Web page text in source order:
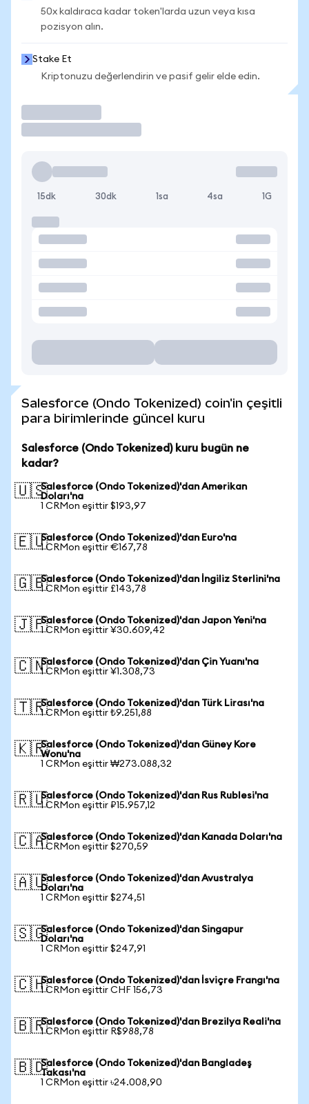
50x kaldıraca kadar token'larda uzun veya kısa
pozisyon alın.
Stake Et
Kriptonuzu değerlendirin ve pasif gelir elde edin.
15dk 30dk 1sa 4sa 1G
Salesforce (Ondo Tokenized) coin'in çeşitli
para birimlerinde güncel kuru
Salesforce (Ondo Tokenized) kuru bugün ne
kadar?
🇺🇸Salesforce (Ondo Tokenized)'dan Amerikan
Doları'na
1 CRMon eşittir $193,97
🇪🇺Salesforce (Ondo Tokenized)'dan Euro'na
1 CRMon eşittir €167,78
🇬🇧Salesforce (Ondo Tokenized)'dan İngiliz Sterlini'na
1 CRMon eşittir £143,78
🇯🇵Salesforce (Ondo Tokenized)'dan Japon Yeni'na
1 CRMon eşittir ¥30.609,42
🇨🇳Salesforce (Ondo Tokenized)'dan Çin Yuanı'na
1 CRMon eşittir ¥1.308,73
🇹🇷Salesforce (Ondo Tokenized)'dan Türk Lirası'na
1 CRMon eşittir ₺9.251,88
🇰🇷Salesforce (Ondo Tokenized)'dan Güney Kore
Wonu'na
1 CRMon eşittir ₩273.088,32
🇷🇺Salesforce (Ondo Tokenized)'dan Rus Rublesi'na
1 CRMon eşittir ₽15.957,12
🇨🇦Salesforce (Ondo Tokenized)'dan Kanada Doları'na
1 CRMon eşittir $270,59
🇦🇺Salesforce (Ondo Tokenized)'dan Avustralya
Doları'na
1 CRMon eşittir $274,51
🇸🇬Salesforce (Ondo Tokenized)'dan Singapur
Doları'na
1 CRMon eşittir $247,91
🇨🇭Salesforce (Ondo Tokenized)'dan İsviçre Frangı'na
1 CRMon eşittir CHF 156,73
🇧🇷Salesforce (Ondo Tokenized)'dan Brezilya Reali'na
1 CRMon eşittir R$988,78
🇧🇩Salesforce (Ondo Tokenized)'dan Bangladeş
Takası'na
1 CRMon eşittir ৳24.008,90